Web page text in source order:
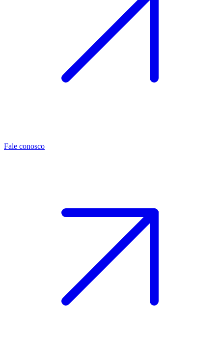
Fale conosco